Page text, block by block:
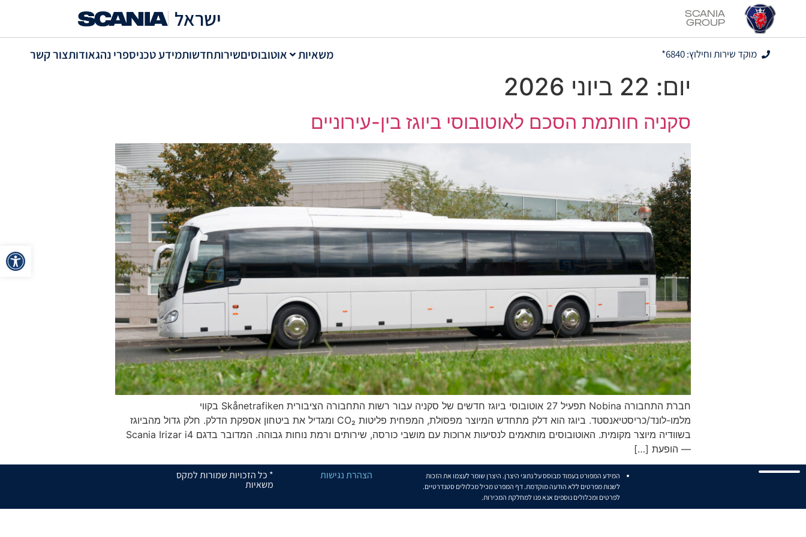
Scania
Group
ישראל
מוקד שירות וחילוץ: 6840* משאיות אוטובוסיםשירותחדשותמידע טכניספרי נהגאודותצור קשר
יום: 22 ביוני 2026
סקניה חותמת הסכם לאוטובוסי ביוגז בין-עירוניים
חברת התחבורה Nobina תפעיל 27 אוטובוסי ביוגז חדשים של סקניה עבור רשות התחבורה הציבורית Skånetrafiken בקווי
מלמו-לונד/כריסטיאנסטד. ביוגז הוא דלק מתחדש המיוצר מפסולת, המפחית פליטות CO₂ ומגדיל את ביטחון אספקת הדלק. חלק גדול מהביוגז
בשוודיה מיוצר מקומית. האוטובוסים מותאמים לנסיעות ארוכות עם מושבי כורסה, שירותים ורמת נוחות גבוהה. המדובר בדגם Scania Irizar i4
— הופעת […]
המידע המפורט בעמוד מבוסס על נתוני היצרן. היצרן שומר לעצמו את הזכות
לשנות מפרטים ללא הודעה מוקדמת. דף המפרט מכיל מכלולים סטנדרטיים.
לפרטים ומכלולים נוספים אנא פנו למחלקת המכירות.
הצהרת נגישות * כל הזכויות שמורות למקס
משאיות